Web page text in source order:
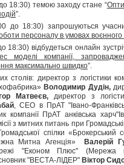
18:30) темою заходу стане “
”.
до 18:30) запрошуються
персоналу в умовах воєнного
18:30) відбудеться онлайн
моделі компанії,
максимально швидко”.
столів: директор з логістики
Володимир Дудін,
Матвеєв,директор з
, СЕО в ПрАТ "Івано-
компанії ПрАТ анківська
з митних питань при
спілки «Брокерський
Митна Агенція»
Валерій
"Економ Плюс" (Мережа
"ВЕСТА-ЛІДЕР" Віктор